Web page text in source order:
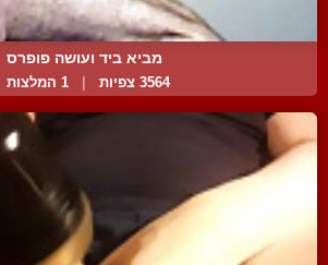
מביא ביד ועושה פופרס
3564 צפיות | 1 המלצות